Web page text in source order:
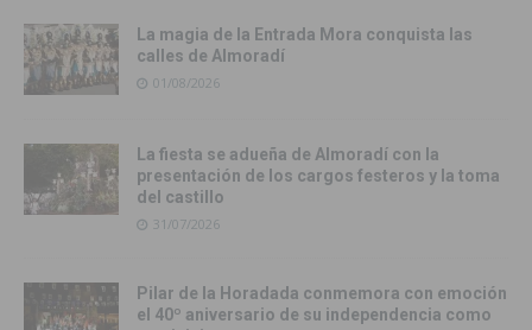
La magia de la Entrada Mora conquista las
calles de Almoradí
01/08/2026
La fiesta se adueña de Almoradí con la
presentación de los cargos festeros y la toma
del castillo
31/07/2026
Pilar de la Horadada conmemora con emoción
el 40º aniversario de su independencia como